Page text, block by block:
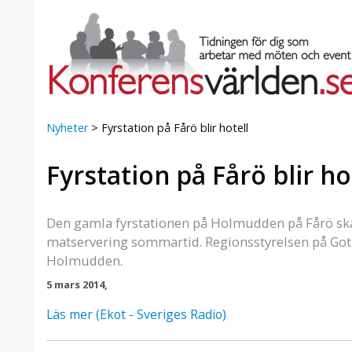
Nyheter> Fyrstation på Fårö blir hotell
Fyrstation på Fårö blir
Den gamla fyrstationen på Holmudden på Fårö
matservering sommartid. Regionsstyrelsen på
Holmudden.
5 mars 2014,
Läs mer (Ekot - Sveriges Radio)
av att
här är
Erbjudande från Sheraton
Julerbjudande
Välkommen att fira in julen
2026 hos oss. Mellan den 23
hantverk, tradi ...